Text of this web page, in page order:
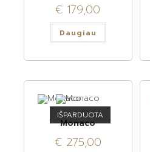
€ 179,00
Daugiau
IŠPARDUOTA
Monaco
€275,00